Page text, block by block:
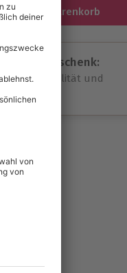
In den Warenkorb
Geschenk:
volle Flexibilität und
für alle Erlebnisse